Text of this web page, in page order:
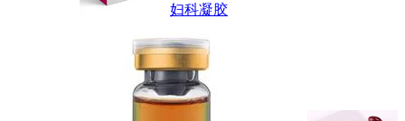
妇科凝胶